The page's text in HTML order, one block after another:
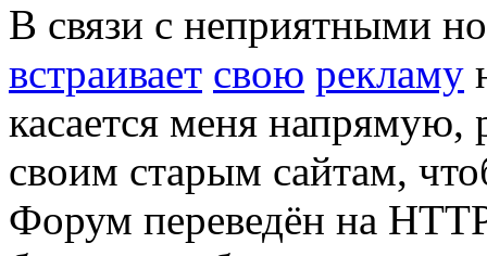
В связи с неприятными
встраивает свою рекламу
касается меня напрямую,
своим старым сайтам,
Форум переведён на